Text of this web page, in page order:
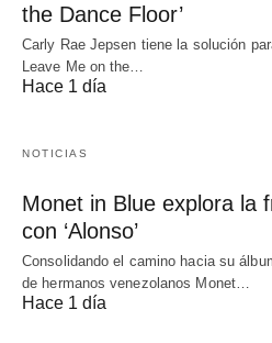
the Dance Floor’
Carly Rae Jepsen tiene la solución
Leave Me on the…
Hace 1 día
NOTICIAS
Monet in Blue explora la
con ‘Alonso’
Consolidando el camino hacia su
de hermanos venezolanos Monet…
Hace 1 día